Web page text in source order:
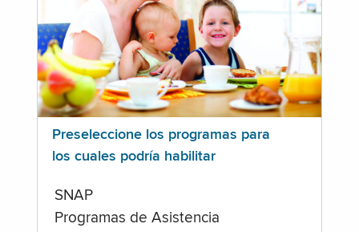
Preseleccione los programas para
los cuales podría habilitar
SNAP
Programas de Asistencia